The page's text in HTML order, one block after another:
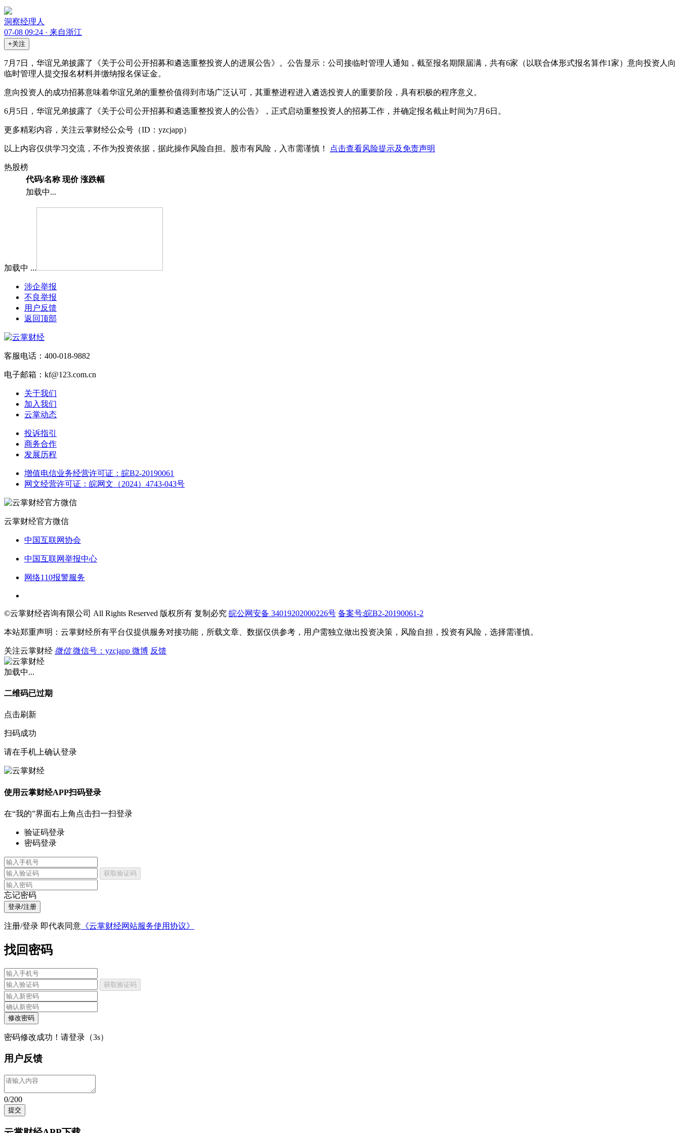
洞察经理人
07-08 09:24 · 来自浙江
+关注
7月7日，华谊兄弟披露了《关于公司公开招募和遴选重整投资人的进展公告》。公告显示：公司接临时管理人通知，截至报名期限届满，共有6家（以联合体形式报名算作1家）意向投资人向
临时管理人提交报名材料并缴纳报名保证金。
意向投资人的成功招募意味着华谊兄弟的重整价值得到市场广泛认可，其重整进程进入遴选投资人的重要阶段，具有积极的程序意义。
6月5日，华谊兄弟披露了《关于公司公开招募和遴选重整投资人的公告》，正式启动重整投资人的招募工作，并确定报名截止时间为7月6日。
更多精彩内容，关注云掌财经公众号（ID：yzcjapp）
以上内容仅供学习交流，不作为投资依据，据此操作风险自担。股市有风险，入市需谨慎！ 点击查看风险提示及免责声明
热股榜
代码/名称 现价 涨跌幅
加载中...
加载中 ...
涉企举报
不良举报
用户反馈
返回顶部
客服电话：400-018-9882
电子邮箱：kf@123.com.cn
关于我们
加入我们
云掌动态
投诉指引
商务合作
发展历程
增值电信业务经营许可证：皖B2-20190061
网文经营许可证：皖网文（2024）4743-043号
云掌财经官方微信
中国互联网协会
中国互联网举报中心
网络110报警服务
©云掌财经咨询有限公司 All Rights Reserved 版权所有 复制必究 皖公网安备 34019202000226号 备案号:皖B2-20190061-2
本站郑重声明：云掌财经所有平台仅提供服务对接功能，所载文章、数据仅供参考，用户需独立做出投资决策，风险自担，投资有风险，选择需谨慎。
关注云掌财经 微信 微信号：yzcjapp 微博 反馈
加载中...
二维码已过期
点击刷新
扫码成功
请在手机上确认登录
使用云掌财经APP扫码登录
在“我的”界面右上角点击扫一扫登录
验证码登录
密码登录
获取验证码
忘记密码
登录/注册
注册/登录 即代表同意 《云掌财经网站服务使用协议》
找回密码
获取验证码
修改密码
密码修改成功！请登录（3s）
用户反馈
0/200
提交